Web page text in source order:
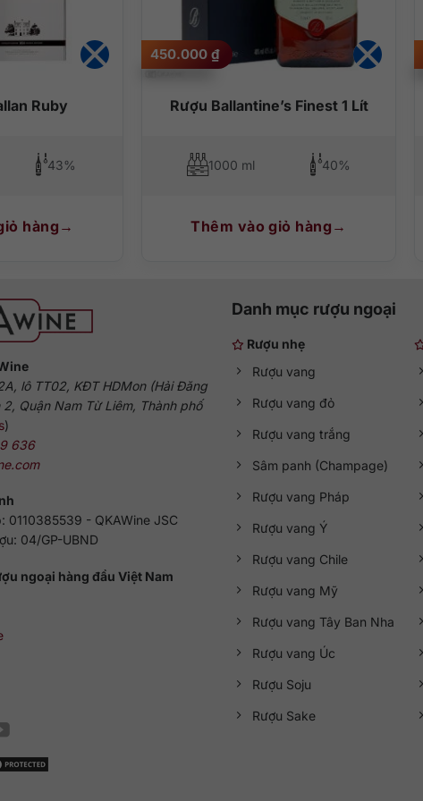
Ruby
43%
hàng
Rượu Ballantine’s Finest 1 Lít
450.000 ₫
1000 ml 40%
Thêm vào giỏ hàng
lô TT02, KĐT HDMon (Hải Đăng
Quận Nam Từ Liêm, Thành phố
)
636
- QKAWine JSC
04/GP-UBND
ngoại hàng đầu Việt Nam
Danh mục rượu ngoại
Rượu nhẹ
Rượu vang
Rượu vang đỏ
Rượu vang trắng
Sâm panh (Champage)
Rượu vang Pháp
Rượu vang Ý
Rượu vang Chile
Rượu vang Mỹ
Rượu vang Tây Ban Nha
Rượu vang Úc
Rượu Soju
Rượu Sake